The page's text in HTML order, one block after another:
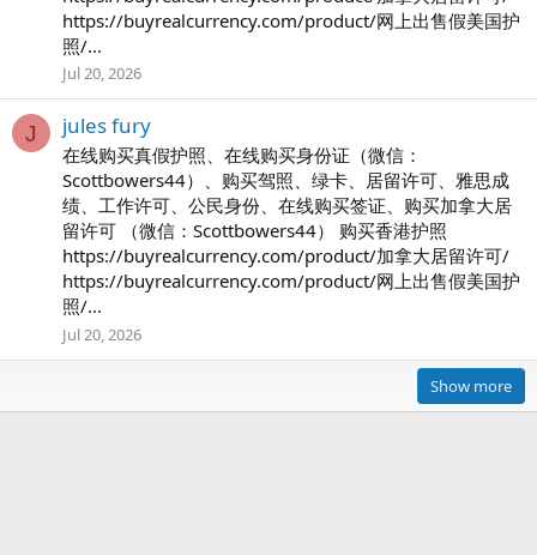
https://buyrealcurrency.com/product/网上出售假美国护
照/...
Jul 20, 2026
J jules fury
在线购买真假护照、在线购买身份证（微信：
Scottbowers44）、购买驾照、绿卡、居留许可、雅思成
绩、工作许可、公民身份、在线购买签证、购买加拿大居
留许可 （微信：Scottbowers44） 购买香港护照
https://buyrealcurrency.com/product/加拿大居留许可/
https://buyrealcurrency.com/product/网上出售假美国护
照/...
Jul 20, 2026
Show more